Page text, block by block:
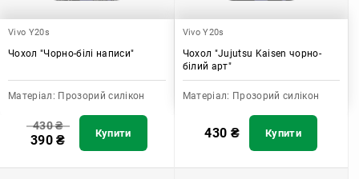
Vivo Y20s
Чохол "Чорно-білі написи"
Матеріал: Прозорий силікон
430₴
390₴ Купити
Vivo Y20s
Чохол "Jujutsu Kaisen чорно-
білий арт"
Матеріал: Прозорий силікон
430 ₴ Купити